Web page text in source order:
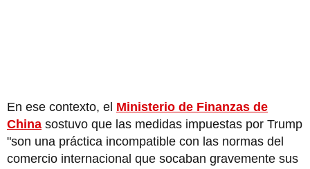
En ese contexto, el Ministerio de Finanzas de
China sostuvo que las medidas impuestas por Trump
"son una práctica incompatible con las normas del
comercio internacional que socaban gravemente sus